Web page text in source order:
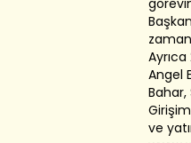
Angel
ve